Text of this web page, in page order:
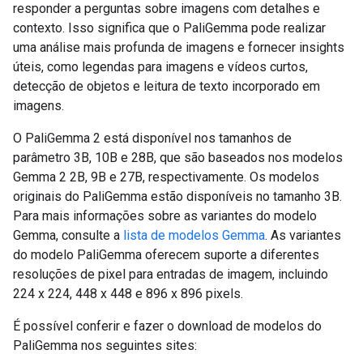
responder a perguntas sobre imagens com detalhes e
contexto. Isso significa que o PaliGemma pode realizar
uma análise mais profunda de imagens e fornecer insights
úteis, como legendas para imagens e vídeos curtos,
detecção de objetos e leitura de texto incorporado em
imagens.
O PaliGemma 2 está disponível nos tamanhos de
parâmetro 3B, 10B e 28B, que são baseados nos modelos
Gemma 2 2B, 9B e 27B, respectivamente. Os modelos
originais do PaliGemma estão disponíveis no tamanho 3B.
Para mais informações sobre as variantes do modelo
Gemma, consulte a lista de modelos Gemma. As variantes
do modelo PaliGemma oferecem suporte a diferentes
resoluções de pixel para entradas de imagem, incluindo
224 x 224, 448 x 448 e 896 x 896 pixels.
É possível conferir e fazer o download de modelos do
PaliGemma nos seguintes sites: